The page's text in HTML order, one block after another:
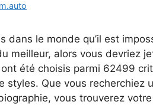
dans le monde qu’il est
meilleur, alors vous devriez
été choisis parmi 62499
styles. Que vous recherchiez
vous trouverez